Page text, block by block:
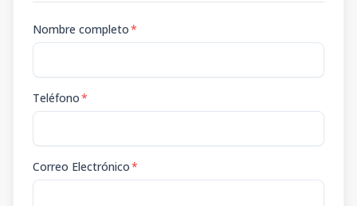
Nombre completo*
Teléfono*
Correo Electrónico*